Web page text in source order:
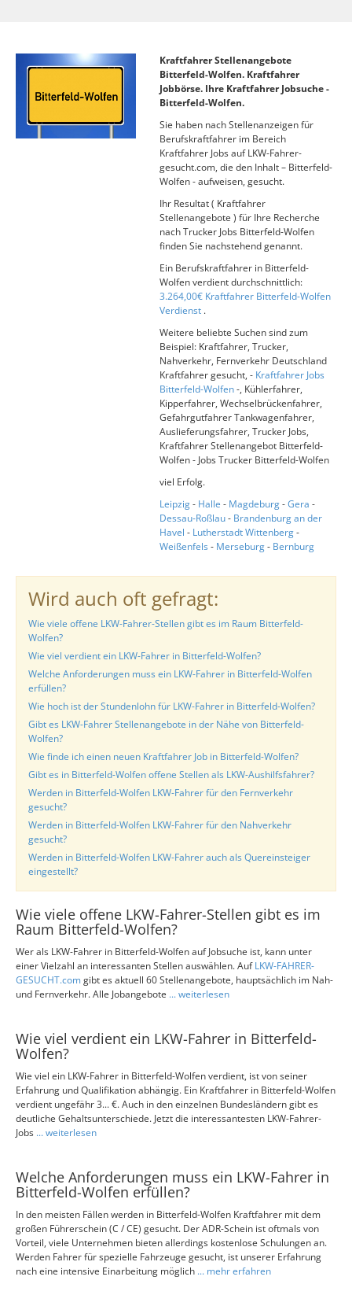
Kraftfahrer Stellenangebote
Bitterfeld-Wolfen. Kraftfahrer
Jobbörse. Ihre Kraftfahrer Jobsuche -
Bitterfeld-Wolfen.
Sie haben nach Stellenanzeigen für
Berufskraftfahrer im Bereich
Kraftfahrer Jobs auf LKW-Fahrer-
gesucht.com, die den Inhalt – Bitterfeld-
Wolfen - aufweisen, gesucht.
Ihr Resultat ( Kraftfahrer
Stellenangebote ) für Ihre Recherche
nach Trucker Jobs Bitterfeld-Wolfen
finden Sie nachstehend genannt.
Ein Berufskraftfahrer in Bitterfeld-
Wolfen verdient durchschnittlich:
3.264,00€ Kraftfahrer Bitterfeld-Wolfen
Verdienst .
Weitere beliebte Suchen sind zum
Beispiel: Kraftfahrer, Trucker,
Nahverkehr, Fernverkehr Deutschland
Kraftfahrer gesucht, - Kraftfahrer Jobs
Bitterfeld-Wolfen-, Kühlerfahrer,
Kipperfahrer, Wechselbrückenfahrer,
Gefahrgutfahrer Tankwagenfahrer,
Auslieferungsfahrer, Trucker Jobs,
Kraftfahrer Stellenangebot Bitterfeld-
Wolfen - Jobs Trucker Bitterfeld-Wolfen
viel Erfolg.
Leipzig- Halle - Magdeburg-Gera -
Dessau-Roßlau- Brandenburg an der
Havel - Lutherstadt Wittenberg-
Weißenfels- Merseburg- Bernburg
Wird auch oft gefragt:
Wie viele offene LKW-Fahrer-Stellen gibt es im Raum Bitterfeld-
Wolfen?
Wie viel verdient ein LKW-Fahrer in Bitterfeld-Wolfen?
Welche Anforderungen muss ein LKW-Fahrer in Bitterfeld-Wolfen
erfüllen?
Wie hoch ist der Stundenlohn für LKW-Fahrer in Bitterfeld-Wolfen?
Gibt es LKW-Fahrer Stellenangebote in der Nähe von Bitterfeld-
Wolfen?
Wie finde ich einen neuen Kraftfahrer Job in Bitterfeld-Wolfen?
Gibt es in Bitterfeld-Wolfen offene Stellen als LKW-Aushilfsfahrer?
Werden in Bitterfeld-Wolfen LKW-Fahrer für den Fernverkehr
gesucht?
Werden in Bitterfeld-Wolfen LKW-Fahrer für den Nahverkehr
gesucht?
Werden in Bitterfeld-Wolfen LKW-Fahrer auch als Quereinsteiger
eingestellt?
Wie viele offene LKW-Fahrer-Stellen gibt es im
Raum Bitterfeld-Wolfen?
Wer als LKW-Fahrer in Bitterfeld-Wolfen auf Jobsuche ist, kann unter
einer Vielzahl an interessanten Stellen auswählen. AufLKW-FAHRER-
GESUCHT.comgibt es aktuell 60 Stellenangebote, hauptsächlich im Nah-
und Fernverkehr. Alle Jobangebote ... weiterlesen
Wie viel verdient ein LKW-Fahrer in Bitterfeld-
Wolfen?
Wie viel ein LKW-Fahrer in Bitterfeld-Wolfen verdient, ist von seiner
Erfahrung und Qualifikation abhängig. Ein Kraftfahrer in Bitterfeld-Wolfen
verdient ungefähr 3... €. Auch in den einzelnen Bundesländern gibt es
deutliche Gehaltsunterschiede. Jetzt die interessantesten LKW-Fahrer-
Jobs ... weiterlesen
Welche Anforderungen muss ein LKW-Fahrer in
Bitterfeld-Wolfen erfüllen?
In den meisten Fällen werden in Bitterfeld-Wolfen Kraftfahrer mit dem
großen Führerschein (C / CE) gesucht. Der ADR-Schein ist oftmals von
Vorteil, viele Unternehmen bieten allerdings kostenlose Schulungen an.
Werden Fahrer für spezielle Fahrzeuge gesucht, ist unserer Erfahrung
nach eine intensive Einarbeitung möglich ... mehr erfahren